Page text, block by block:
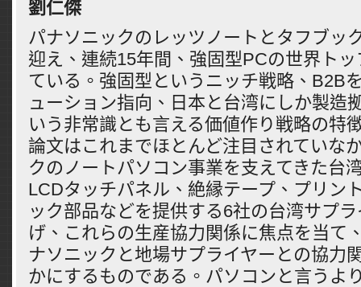
劉仁傑
パナソニックのレッツノートとタフブッ
迎え、連続15年間、強固型PCの世界ト
ている。強固型というニッチ戦略、B2B
ューション指向、日本と台湾にしか製造
いう非常識とも言える価値作り戦略の特
論文はこれまでほとんど注目されていな
クのノートパソコン事業を支えてきた台
LCDタッチパネル、絶縁テープ、プリン
ック部品などを提供する6社の台湾サプ
げ、これらの生産協力関係に焦点を当て
ナソニックと地場サプライヤーとの協力
かにするものである。パソコンと言うよ